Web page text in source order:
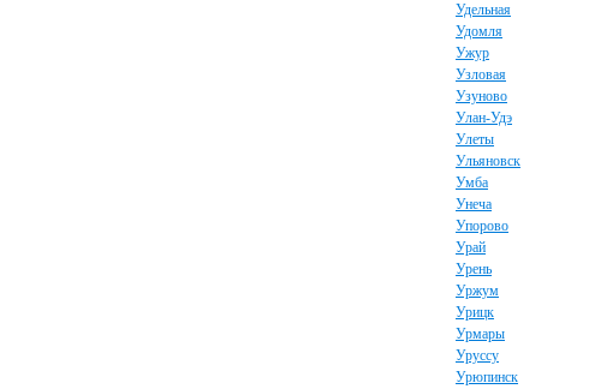
Удельная
Удомля
Ужур
Узловая
Узуново
Улан-Удэ
Улеты
Ульяновск
Умба
Унеча
Упорово
Урай
Урень
Уржум
Урицк
Урмары
Уруссу
Урюпинск